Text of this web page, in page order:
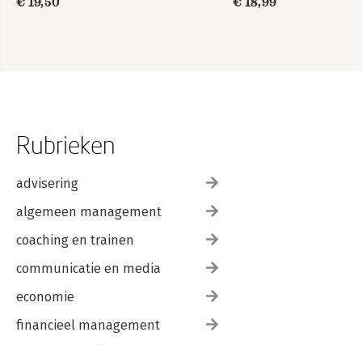
Rubrieken
advisering
algemeen management
coaching en trainen
communicatie en media
economie
financieel management